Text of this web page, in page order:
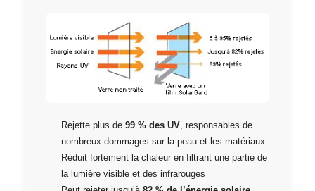
Rejette plus de 99 % des UV, responsables de
nombreux dommages sur la peau et les matériaux
Réduit fortement la chaleur en filtrant une partie de
la lumière visible et des infrarouges